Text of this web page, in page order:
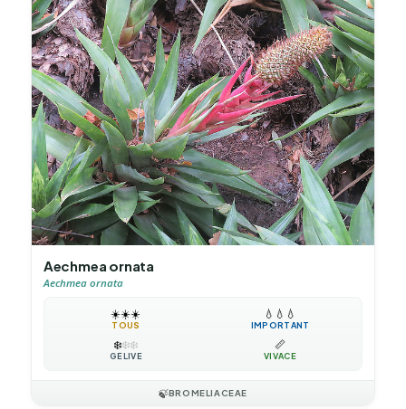
Aechmea ornata
Aechmea ornata
☀️☀️☀️
TOUS
💧 💧 💧
IMPORTANT
❄️❄️❄️
GÉLIVE
📏
VIVACE
🍃BROMELIACEAE